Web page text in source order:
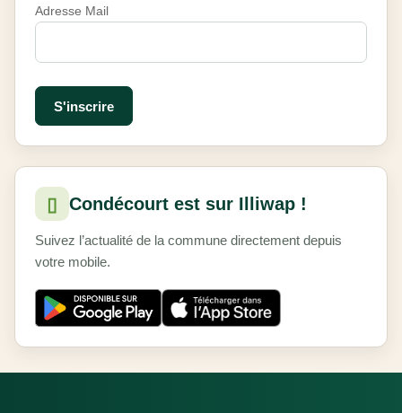
Adresse Mail
▯ Condécourt est sur Illiwap !
Suivez l’actualité de la commune directement depuis
votre mobile.